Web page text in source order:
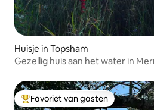
Huisje in Topsham
Gezellig huis aan het water in
Topfavoriet van gasten
Favoriet van gasten